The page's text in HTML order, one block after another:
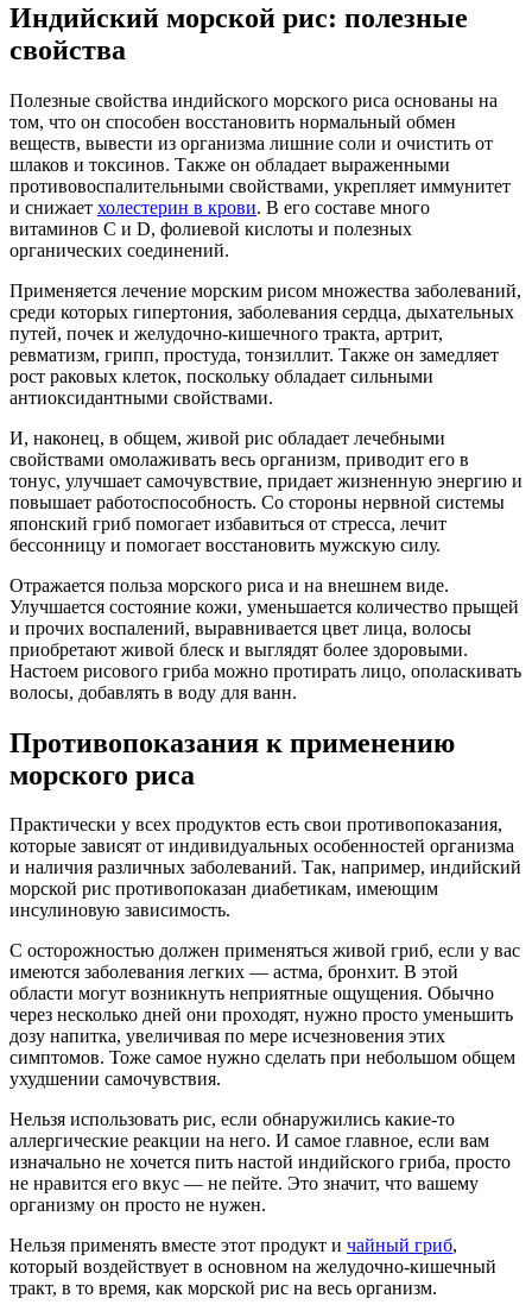
Индийский морской рис: полезные
свойства
Полезные свойства индийского морского риса основаны на
том, что он способен восстановить нормальный обмен
веществ, вывести из организма лишние соли и очистить от
шлаков и токсинов. Также он обладает выраженными
противовоспалительными свойствами, укрепляет иммунитет
и снижает холестерин в крови. В его составе много
витаминов С и D, фолиевой кислоты и полезных
органических соединений.
Применяется лечение морским рисом множества заболеваний,
среди которых гипертония, заболевания сердца, дыхательных
путей, почек и желудочно-кишечного тракта, артрит,
ревматизм, грипп, простуда, тонзиллит. Также он замедляет
рост раковых клеток, поскольку обладает сильными
антиоксидантными свойствами.
И, наконец, в общем, живой рис обладает лечебными
свойствами омолаживать весь организм, приводит его в
тонус, улучшает самочувствие, придает жизненную энергию и
повышает работоспособность. Со стороны нервной системы
японский гриб помогает избавиться от стресса, лечит
бессонницу и помогает восстановить мужскую силу.
Отражается польза морского риса и на внешнем виде.
Улучшается состояние кожи, уменьшается количество прыщей
и прочих воспалений, выравнивается цвет лица, волосы
приобретают живой блеск и выглядят более здоровыми.
Настоем рисового гриба можно протирать лицо, ополаскивать
волосы, добавлять в воду для ванн.
Противопоказания к применению
морского риса
Практически у всех продуктов есть свои противопоказания,
которые зависят от индивидуальных особенностей организма
и наличия различных заболеваний. Так, например, индийский
морской рис противопоказан диабетикам, имеющим
инсулиновую зависимость.
С осторожностью должен применяться живой гриб, если у вас
имеются заболевания легких — астма, бронхит. В этой
области могут возникнуть неприятные ощущения. Обычно
через несколько дней они проходят, нужно просто уменьшить
дозу напитка, увеличивая по мере исчезновения этих
симптомов. Тоже самое нужно сделать при небольшом общем
ухудшении самочувствия.
Нельзя использовать рис, если обнаружились какие-то
аллергические реакции на него. И самое главное, если вам
изначально не хочется пить настой индийского гриба, просто
не нравится его вкус — не пейте. Это значит, что вашему
организму он просто не нужен.
Нельзя применять вместе этот продукт и чайный гриб,
который воздействует в основном на желудочно-кишечный
тракт, в то время, как морской рис на весь организм.